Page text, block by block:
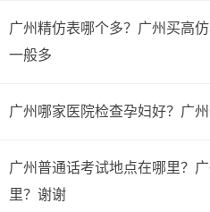
广州精仿表哪个多？广州买高
一般多
广州哪家医院检查孕妇好？广
广州普通话考试地点在哪里？
里？谢谢